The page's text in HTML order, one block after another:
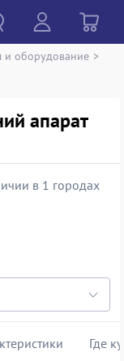
и оборудование >
апарат
в 1 городах
Где